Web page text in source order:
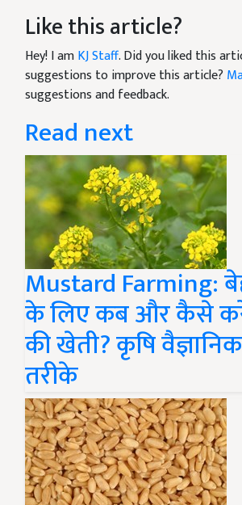
Like this article?
Hey! I amKJ Staff. Did you liked this
suggestions to improve this article?
suggestions and feedback.
Read next
Mustard Farming:
के लिए कब और कैसे
की खेती? कृषि
तरीके